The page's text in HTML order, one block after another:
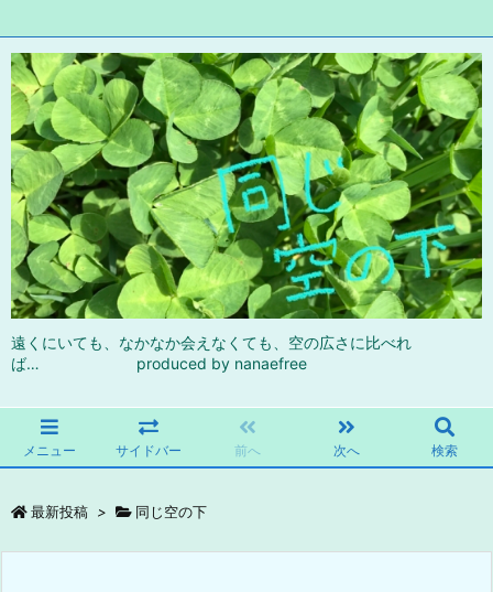
遠くにいても、なかなか会えなくても、空の広さに比べれ
ば… produced by nanaefree
メニュー サイドバー 前へ 次へ 検索
最新投稿 > 同じ空の下